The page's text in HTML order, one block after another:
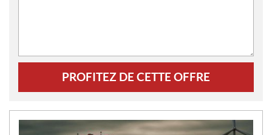
PROFITEZ DE CETTE OFFRE
N